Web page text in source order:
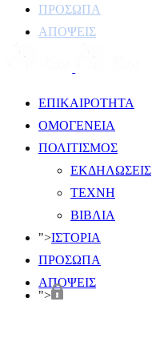
ΠΡΟΣΩΠΑ
ΑΠΟΨΕΙΣ
ΕΠΙΚΑΙΡΟΤΗΤΑ
ΟΜΟΓΕΝΕΙΑ
ΠΟΛΙΤΙΣΜΟΣ
ΕΚΔΗΛΩΣΕΙΣ
ΤΕΧΝΗ
ΒΙΒΛΙΑ
">ΙΣΤΟΡΙΑ
ΠΡΟΣΩΠΑ
ΑΠΟΨΕΙΣ
">